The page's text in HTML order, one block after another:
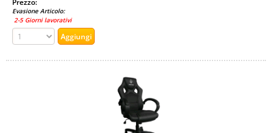
Evasione Articolo:
2-5 Giorni lavorativi